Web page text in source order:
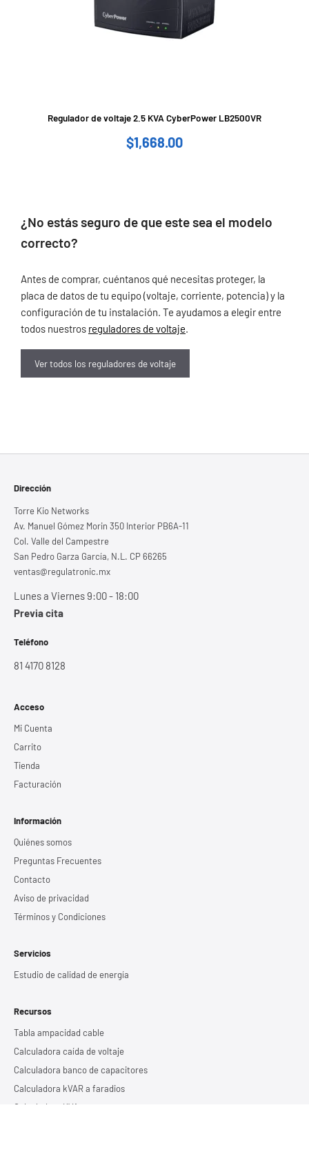
Regulador de voltaje 2.5 KVA CyberPower LB2500VR
$1,668.00
¿No estás seguro de que este sea el modelo
correcto?
Antes de comprar, cuéntanos qué necesitas proteger, la
placa de datos de tu equipo (voltaje, corriente, potencia) y la
configuración de tu instalación. Te ayudamos a elegir entre
todos nuestros reguladores de voltaje.
Ver todos los reguladores de voltaje
Dirección
Torre Kio Networks
Av. Manuel Gómez Morin 350 Interior PB6A-11
Col. Valle del Campestre
San Pedro Garza García, N.L. CP 66265
ventas@regulatronic.mx
Lunes a Viernes 9:00 - 18:00
Previa cita
Teléfono
81 4170 8128
Acceso
Mi Cuenta
Carrito
Tienda
Facturación
Información
Quiénes somos
Preguntas Frecuentes
Contacto
Aviso de privacidad
Términos y Condiciones
Servicios
Estudio de calidad de energía
Recursos
Tabla ampacidad cable
Calculadora caída de voltaje
Calculadora banco de capacitores
Calculadora kVAR a faradios
Calculadora KVA